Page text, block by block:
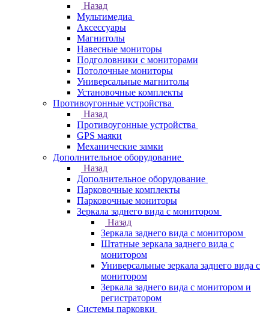
Назад
Мультимедиа
Аксессуары
Магнитолы
Навесные мониторы
Подголовники с мониторами
Потолочные мониторы
Универсальные магнитолы
Установочные комплекты
Противоугонные устройства
Назад
Противоугонные устройства
GPS маяки
Механические замки
Дополнительное оборудование
Назад
Дополнительное оборудование
Парковочные комплекты
Парковочные мониторы
Зеркала заднего вида с монитором
Назад
Зеркала заднего вида с монитором
Штатные зеркала заднего вида с
монитором
Универсальные зеркала заднего вида с
монитором
Зеркала заднего вида с монитором и
регистратором
Системы парковки